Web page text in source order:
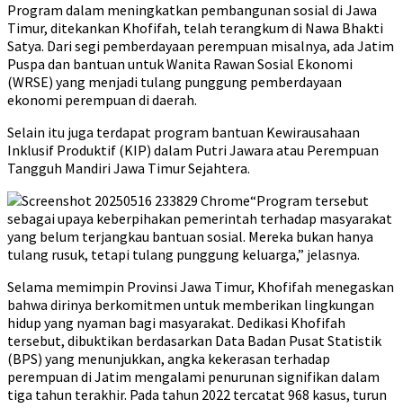
Program dalam meningkatkan pembangunan sosial di Jawa
Timur, ditekankan Khofifah, telah terangkum di Nawa Bhakti
Satya. Dari segi pemberdayaan perempuan misalnya, ada Jatim
Puspa dan bantuan untuk Wanita Rawan Sosial Ekonomi
(WRSE) yang menjadi tulang punggung pemberdayaan
ekonomi perempuan di daerah.
Selain itu juga terdapat program bantuan Kewirausahaan
Inklusif Produktif (KIP) dalam Putri Jawara atau Perempuan
Tangguh Mandiri Jawa Timur Sejahtera.
“Program tersebut
sebagai upaya keberpihakan pemerintah terhadap masyarakat
yang belum terjangkau bantuan sosial. Mereka bukan hanya
tulang rusuk, tetapi tulang punggung keluarga,” jelasnya.
Selama memimpin Provinsi Jawa Timur, Khofifah menegaskan
bahwa dirinya berkomitmen untuk memberikan lingkungan
hidup yang nyaman bagi masyarakat. Dedikasi Khofifah
tersebut, dibuktikan berdasarkan Data Badan Pusat Statistik
(BPS) yang menunjukkan, angka kekerasan terhadap
perempuan di Jatim mengalami penurunan signifikan dalam
tiga tahun terakhir. Pada tahun 2022 tercatat 968 kasus, turun